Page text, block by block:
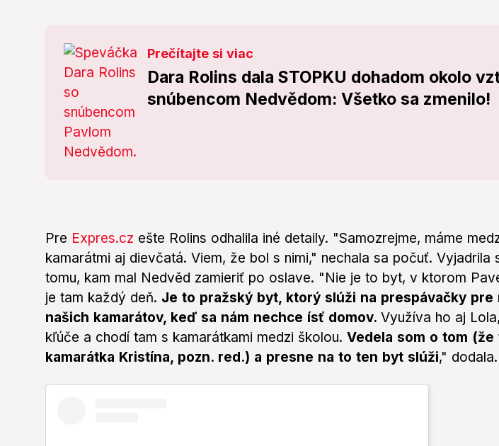
Prečítajte si viac
Dara Rolins dala STOPKU dohadom okolo
snúbencom Nedvědom: Všetko sa zmenilo!
Pre Expres.cz ešte Rolins odhalila iné detaily. "Samozrejme, máme
kamarátmi aj dievčatá. Viem, že bol s nimi," nechala sa počuť. Vyjadrila
tomu, kam mal Nedvěd zamieriť po oslave. "Nie je to byt, v ktorom
je tam každý deň. Je to pražský byt, ktorý slúži na prespávačky pre
našich kamarátov, keď sa nám nechce ísť domov. Využíva ho aj
kľúče a chodí tam s kamarátkami medzi školou. Vedela som o tom
kamarátka Kristína, pozn. red.) a presne na to ten byt slúži," dodala.